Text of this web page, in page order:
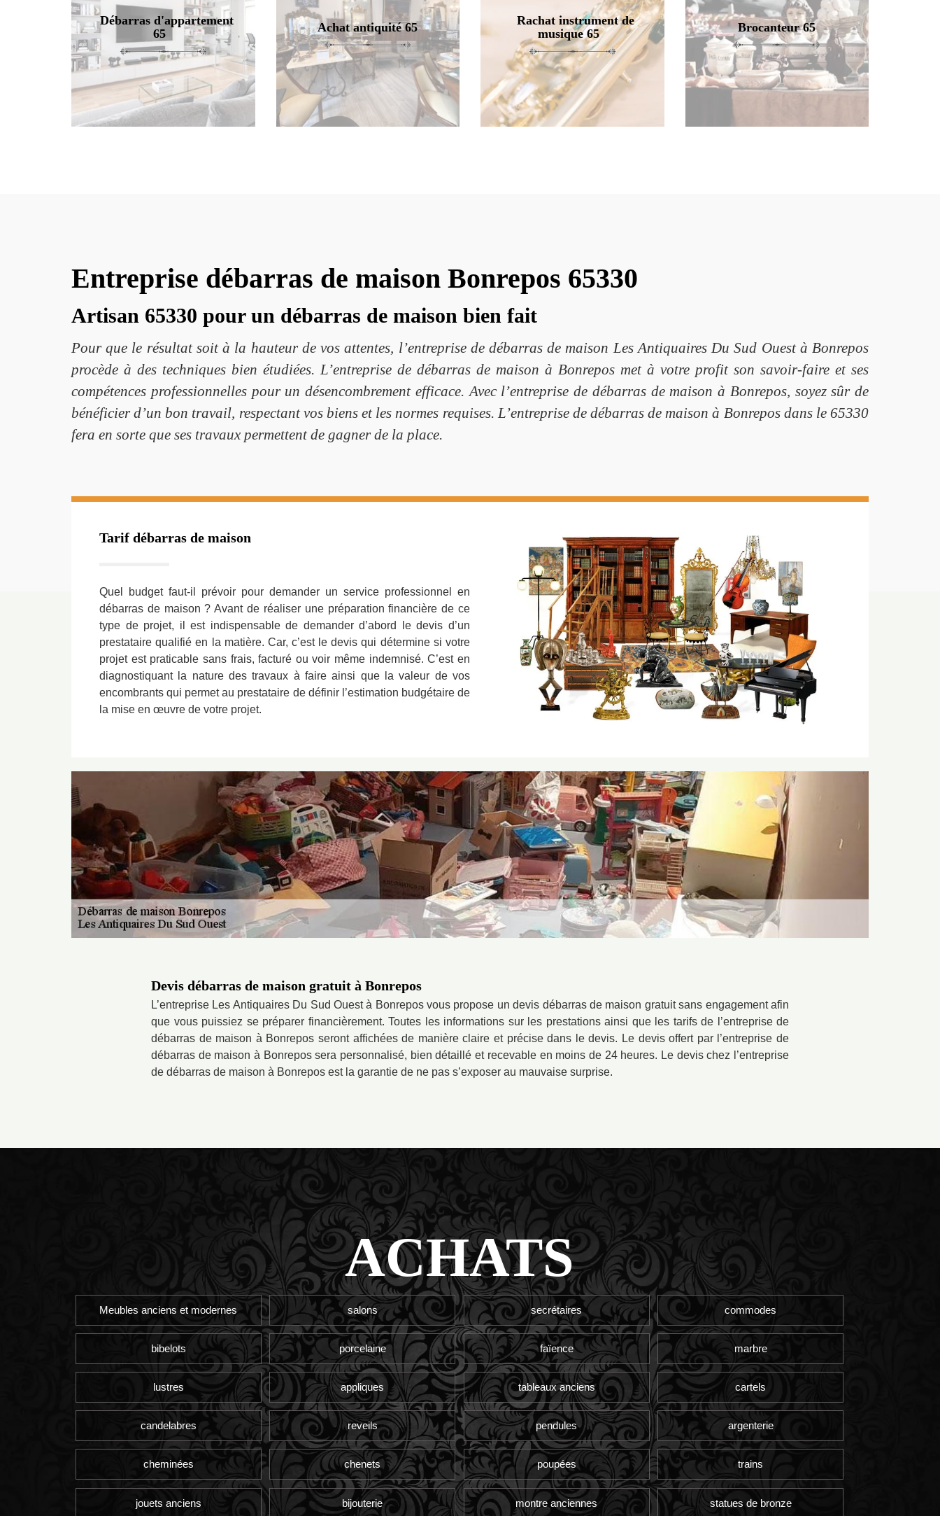
Débarras d'appartement
65
Achat antiquité 65
Rachat instrument de
musique 65
Brocanteur 65
Entreprise débarras de maison Bonrepos 65330
Artisan 65330 pour un débarras de maison bien fait
Pour que le résultat soit à la hauteur de vos attentes, l’entreprise de débarras de maison Les Antiquaires Du Sud Ouest à Bonrepos
procède à des techniques bien étudiées. L’entreprise de débarras de maison à Bonrepos met à votre profit son savoir-faire et ses
compétences professionnelles pour un désencombrement efficace. Avec l’entreprise de débarras de maison à Bonrepos, soyez sûr de
bénéficier d’un bon travail, respectant vos biens et les normes requises. L’entreprise de débarras de maison à Bonrepos dans le 65330
fera en sorte que ses travaux permettent de gagner de la place.
Tarif débarras de maison
Quel budget faut-il prévoir pour demander un service professionnel en
débarras de maison ? Avant de réaliser une préparation financière de ce
type de projet, il est indispensable de demander d’abord le devis d’un
prestataire qualifié en la matière. Car, c’est le devis qui détermine si votre
projet est praticable sans frais, facturé ou voir même indemnisé. C’est en
diagnostiquant la nature des travaux à faire ainsi que la valeur de vos
encombrants qui permet au prestataire de définir l’estimation budgétaire de
la mise en œuvre de votre projet.
Devis débarras de maison gratuit à Bonrepos
L’entreprise Les Antiquaires Du Sud Ouest à Bonrepos vous propose un devis débarras de maison gratuit sans engagement afin
que vous puissiez se préparer financièrement. Toutes les informations sur les prestations ainsi que les tarifs de l’entreprise de
débarras de maison à Bonrepos seront affichées de manière claire et précise dans le devis. Le devis offert par l’entreprise de
débarras de maison à Bonrepos sera personnalisé, bien détaillé et recevable en moins de 24 heures. Le devis chez l’entreprise
de débarras de maison à Bonrepos est la garantie de ne pas s’exposer au mauvaise surprise.
ACHATS
Meubles anciens et modernes salons secrétaires commodes
bibelots porcelaine faïence marbre
lustres appliques tableaux anciens cartels
candelabres reveils pendules argenterie
cheminées chenets poupées trains
jouets anciens bijouterie montre anciennes statues de bronze